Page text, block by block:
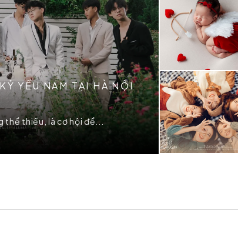
YẾU NAM TẠI HÀ NỘI
thể thiếu, là cơ hội để...